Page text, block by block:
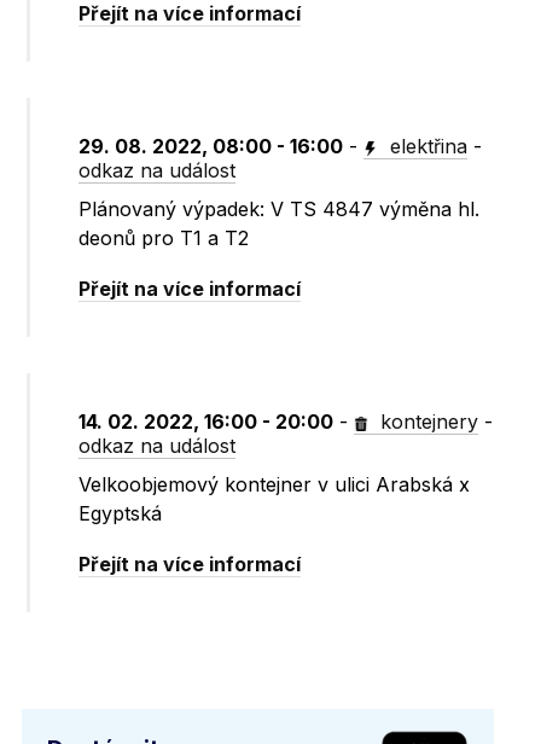
Přejít na více informací
29. 08. 2022, 08:00 - 16:00 - elektřina -
odkaz na událost
Plánovaný výpadek: V TS 4847 výměna hl.
deonů pro T1 a T2
Přejít na více informací
14. 02. 2022, 16:00 - 20:00 - kontejnery -
odkaz na událost
Velkoobjemový kontejner v ulici Arabská x
Egyptská
Přejít na více informací